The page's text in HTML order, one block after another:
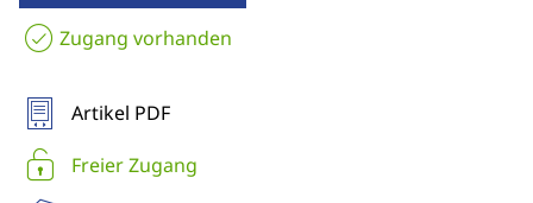
Zugang vorhanden
Artikel PDF
Freier Zugang